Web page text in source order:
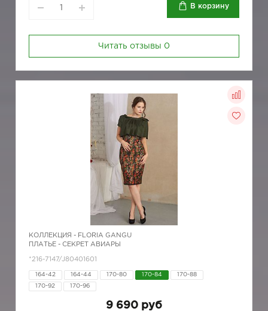
В корзину
Читать отзывы 0
КОЛЛЕКЦИЯ - FLORIA GANGU
ПЛАТЬЕ - СЕКРЕТ АВИАРЫ
*216-7147/J80401601
164-42 164-44 170-80 170-84 170-88
170-92 170-96
9 690 руб